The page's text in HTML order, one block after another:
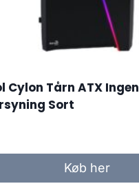
Cylon Tårn ATX Ingen
Sort
Køb her